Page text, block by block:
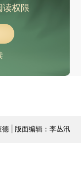
权限
| 版面编辑：李丛汛